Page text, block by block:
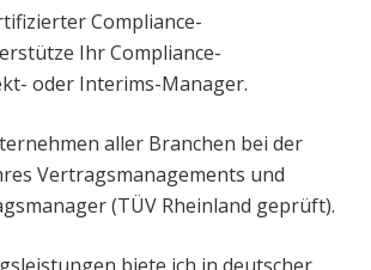
Compliance-
Ihr Compliance-
oder Interims-Manager.
aller Branchen bei der
Vertragsmanagements und
(TÜV Rheinland geprüft).